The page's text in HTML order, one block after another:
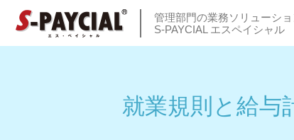
管理部門の業務ソリューショ
S-PAYCIAL エスペイシャル
就業規則と給与